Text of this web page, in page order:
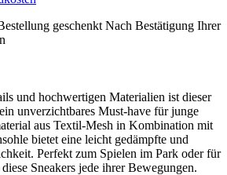
geschenkt Nach Bestätigung Ihrer
und hochwertigen Materialien ist dieser
unverzichtbares Must-have für junge
aus Textil-Mesh in Kombination mit
bietet eine leicht gedämpfte und
Perfekt zum Spielen im Park oder für
Sneakers jede ihrer Bewegungen.